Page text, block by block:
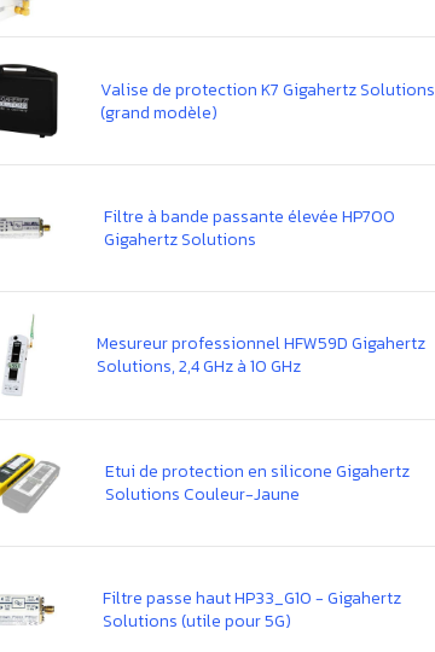
Valise de protection K7 Gigahertz Solutions
(grand modèle)
Filtre à bande passante élevée HP700
Gigahertz Solutions
Mesureur professionnel HFW59D Gigahertz
Solutions, 2,4 GHz à 10 GHz
Etui de protection en silicone Gigahertz
Solutions Couleur-Jaune
Filtre passe haut HP33_G10 - Gigahertz
Solutions (utile pour 5G)